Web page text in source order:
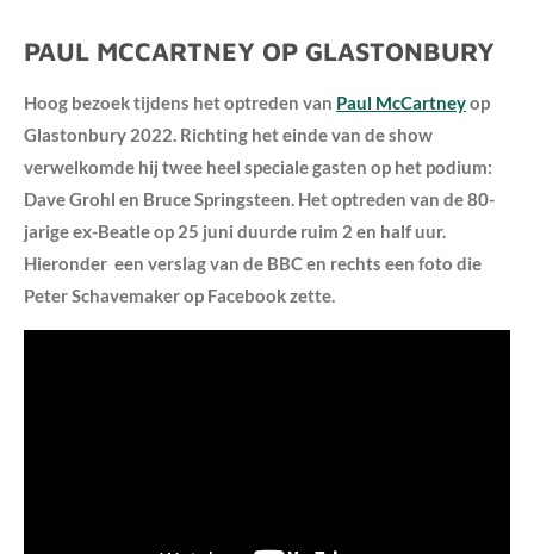
PAUL MCCARTNEY OP GLASTONBURY
Hoog bezoek tijdens het optreden van Paul McCartneyop
Glastonbury 2022. Richting het einde van de show
verwelkomde hij twee heel speciale gasten op het podium:
Dave Grohl en Bruce Springsteen. Het optreden van de 80-
jarige ex-Beatle op 25 juni duurde ruim 2 en half uur.
Hieronder een verslag van de BBC en rechts een foto die
Peter Schavemaker op Facebook zette.